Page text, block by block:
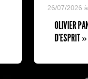
26/07/2026
OLIVIER
D'ESPRIT »